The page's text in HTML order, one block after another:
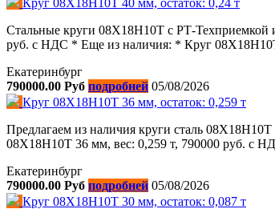
Круг 08Х18Н10Т 40 мм, остаток: 0,24 т
Стальные круги 08Х18Н10Т с РТ-
руб. с НДС * Еще из наличия: * Круг
Екатеринбург
790000.00 Руб подробней 05/08/2026
Круг 08Х18Н10Т 36 мм, остаток: 0,259 т
Предлагаем из наличия круги сталь
08Х18Н10Т 36 мм, вес: 0,259 т, 790000 руб. с
Екатеринбург
790000.00 Руб подробней 05/08/2026
Круг 08Х18Н10Т 30 мм, остаток: 0,087 т